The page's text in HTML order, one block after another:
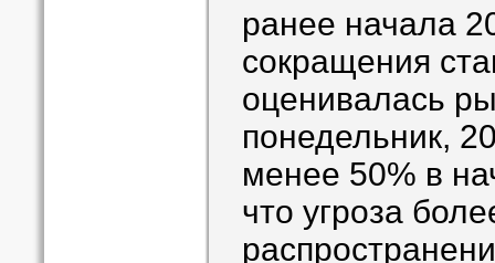
ранее начала
сокращения
оценивалась
понедельник,
менее 50% в
что угроза